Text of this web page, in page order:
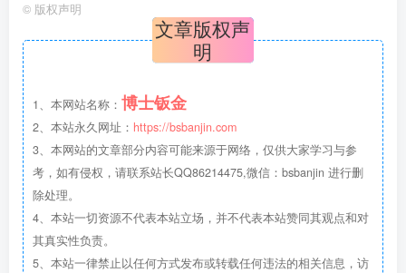
© 版权声明
文章版权声
明
1、本网站名称： 博士钣金
2、本站永久网址： https://bsbanjin.com
3、本网站的文章部分内容可能来源于网络，仅供大家学习与参
考，如有侵权，请联系站长QQ86214475,微信：bsbanjin 进行删
除处理。
4、本站一切资源不代表本站立场，并不代表本站赞同其观点和对
其真实性负责。
5、本站一律禁止以任何方式发布或转载任何违法的相关信息，访